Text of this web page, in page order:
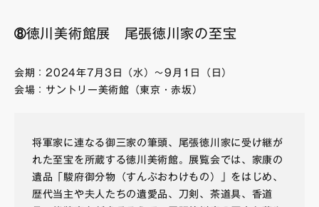
➇徳川美術館展 尾張徳川家の至宝
会期：2024年7月3日（水）～9月1日（日）
会場：サントリー美術館（東京・赤坂）
将軍家に連なる御三家の筆頭、尾張徳川家に受け継が
れた至宝を所蔵する徳川美術館。展覧会では、家康の
遺品「駿府御分物（すんぷおわけもの）」をはじめ、
歴代当主や夫人たちの遺愛品、刀剣、茶道具、香道